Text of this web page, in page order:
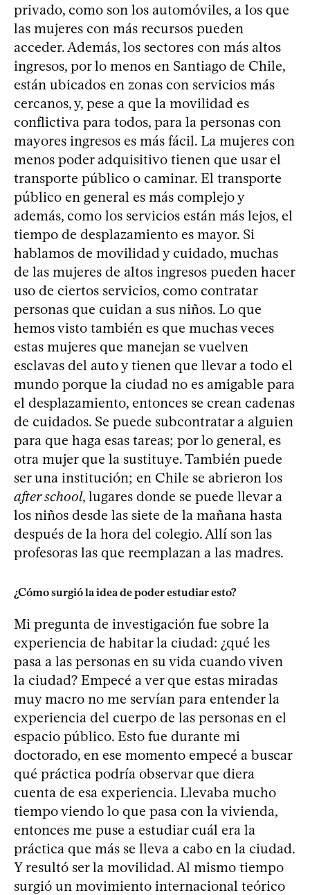
privado, como son los automóviles, a los que
las mujeres con más recursos pueden
acceder. Además, los sectores con más altos
ingresos, por lo menos en Santiago de Chile,
están ubicados en zonas con servicios más
cercanos, y, pese a que la movilidad es
conflictiva para todos, para la personas con
mayores ingresos es más fácil. La mujeres con
menos poder adquisitivo tienen que usar el
transporte público o caminar. El transporte
público en general es más complejo y
además, como los servicios están más lejos, el
tiempo de desplazamiento es mayor. Si
hablamos de movilidad y cuidado, muchas
de las mujeres de altos ingresos pueden hacer
uso de ciertos servicios, como contratar
personas que cuidan a sus niños. Lo que
hemos visto también es que muchas veces
estas mujeres que manejan se vuelven
esclavas del auto y tienen que llevar a todo el
mundo porque la ciudad no es amigable para
el desplazamiento, entonces se crean cadenas
de cuidados. Se puede subcontratar a alguien
para que haga esas tareas; por lo general, es
otra mujer que la sustituye. También puede
ser una institución; en Chile se abrieron los
after school, lugares donde se puede llevar a
los niños desde las siete de la mañana hasta
después de la hora del colegio. Allí son las
profesoras las que reemplazan a las madres.
¿Cómo surgió la idea de poder estudiar esto?
Mi pregunta de investigación fue sobre la
experiencia de habitar la ciudad: ¿qué les
pasa a las personas en su vida cuando viven
la ciudad? Empecé a ver que estas miradas
muy macro no me servían para entender la
experiencia del cuerpo de las personas en el
espacio público. Esto fue durante mi
doctorado, en ese momento empecé a buscar
qué práctica podría observar que diera
cuenta de esa experiencia. Llevaba mucho
tiempo viendo lo que pasa con la vivienda,
entonces me puse a estudiar cuál era la
práctica que más se lleva a cabo en la ciudad.
Y resultó ser la movilidad. Al mismo tiempo
surgió un movimiento internacional teórico